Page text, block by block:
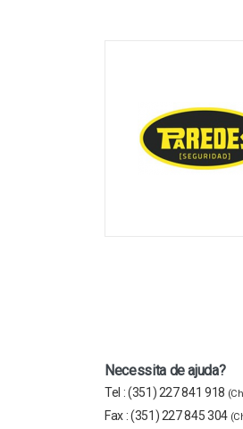
Necessita de ajuda?
Tel :(351) 227 841 918
Fax :(351) 227 845 304